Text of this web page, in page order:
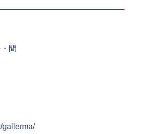
ス
間
gallerma/